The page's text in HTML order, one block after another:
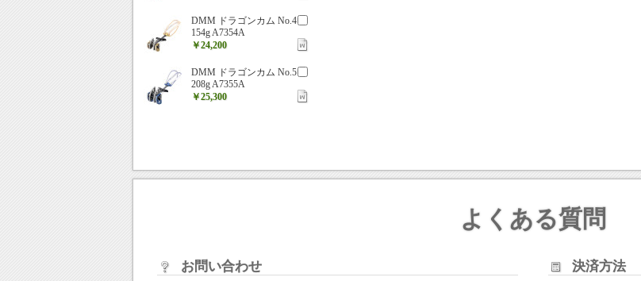
DMM ドラゴンカム No.4
154g A7354A
￥24,200
DMM ドラゴンカム No.5
208g A7355A
￥25,300
よくある質問
お問い合わせ 決済方法